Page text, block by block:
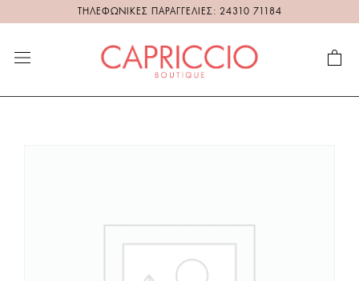
ΤΗΛΕΦΩΝΙΚΕΣ ΠΑΡΑΓΓΕΛΙΕΣ: 24310 71184